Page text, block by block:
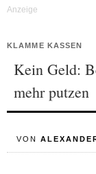
KLAMME KASSEN
Kein Geld:
mehr putzen
VON